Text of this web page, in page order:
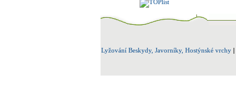
Lyžování Beskydy, Javorníky, Hostýnské vrchy |